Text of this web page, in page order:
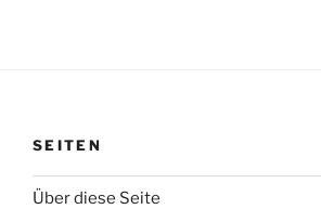
SEITEN
Über diese Seite